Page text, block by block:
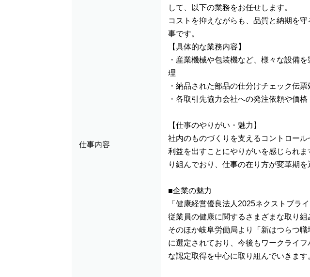
仕事内容
して、以下の業務をお任せします。
コストを抑えながらも、品質と納期を
事です。
【具体的な業務内容】
・産業機械や包装機など、様々な設備
理
・納品された部品の仕分けチェック伝票
・各取引先協力会社への発注依頼や価
【仕事のやりがい・魅力】
社内のものづくりを支えるコントロール
利益を出すことにやりがいを感じられ
り組んでおり、仕事の在り方が変革期を
■企業の魅力
「健康経営優良法人2025ネクストブラ
従業員の健康に関するさまざまな取り組
そのほか岐阜労働局より「新はつらつ
に選定されており、今後もワークライ
な認定取得を中心に取り組んでいきます